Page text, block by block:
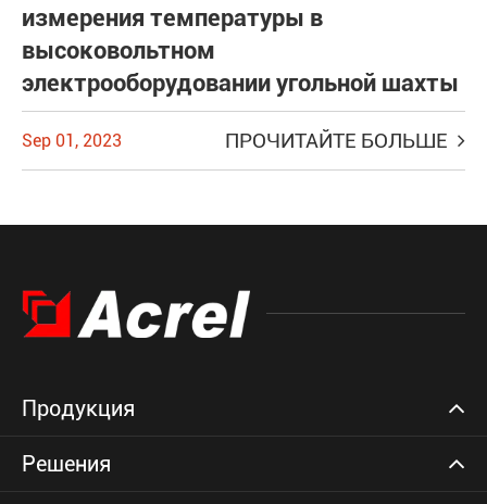
измерения температуры в
высоковольтном
электрооборудовании угольной шахты
Sep 01, 2023 ПРОЧИТАЙТЕ БОЛЬШЕ
Продукция
Решения